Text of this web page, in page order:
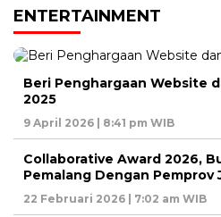
ENTERTAINMENT
Beri Penghargaan Website
2025
9 April 2026 | 8:41 pm WIB
Collaborative Award 2026,
Pemalang Dengan Pemprov
22 Februari 2026 | 7:02 am WIB